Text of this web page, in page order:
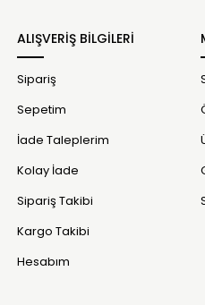
ALIŞVERİŞ BİLGİLERİ
Sipariş
Sepetim
İade Taleplerim
Kolay İade
Sipariş Takibi
Kargo Takibi
Hesabım